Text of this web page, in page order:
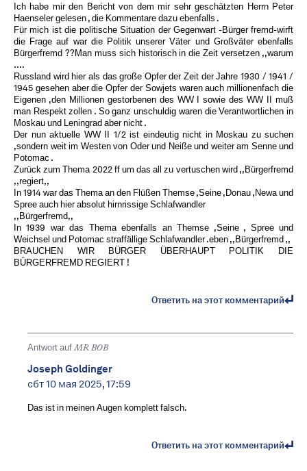
Ich habe mir den Bericht von dem mir sehr geschätzten Herrn Peter
Haenseler gelesen , die Kommentare dazu ebenfalls .
Für mich ist die politische Situation der Gegenwart -Bürger fremd-wirft
die Frage auf war die Politik unserer Väter und Großväter ebenfalls
Bürgerfremd ??Man muss sich historisch in die Zeit versetzen ,,warum
….
Russland wird hier als das große Opfer der Zeit der Jahre 1930 / 1941 /
1945 gesehen aber die Opfer der Sowjets waren auch millionenfach die
Eigenen ,den Millionen gestorbenen des WW I sowie des WW II muß
man Respekt zollen . So ganz unschuldig waren die Verantwortlichen in
Moskau und Leningrad aber nicht .
Der nun aktuelle WW II 1/2 ist eindeutig nicht in Moskau zu suchen
,sondern weit im Westen von Oder und Neiße und weiter am Senne und
Potomac .
Zurück zum Thema 2022 ff um das all zu vertuschen wird ,,Bürgerfremd
,,regiert,,
In 1914 war das Thema an den Flüßen Themse ,Seine ,Donau ,Newa und
Spree auch hier absolut hirnrissige Schlafwandler
,,Bürgerfremd,,
In 1939 war das Thema ebenfalls an Themse ,Seine , Spree und
Weichsel und Potomac straffällige Schlafwandler .eben ,,Bürgerfremd ,,
BRAUCHEN WIR BÜRGER ÜBERHAUPT POLITIK DIE
BÜRGERFREMD REGIERT !
Ответить на этот комментарий
Antwort auf MR BOB ️
Joseph Goldinger
сбт 10 мая 2025, 17:59
Das ist in meinen Augen komplett falsch.
Ответить на этот комментарий